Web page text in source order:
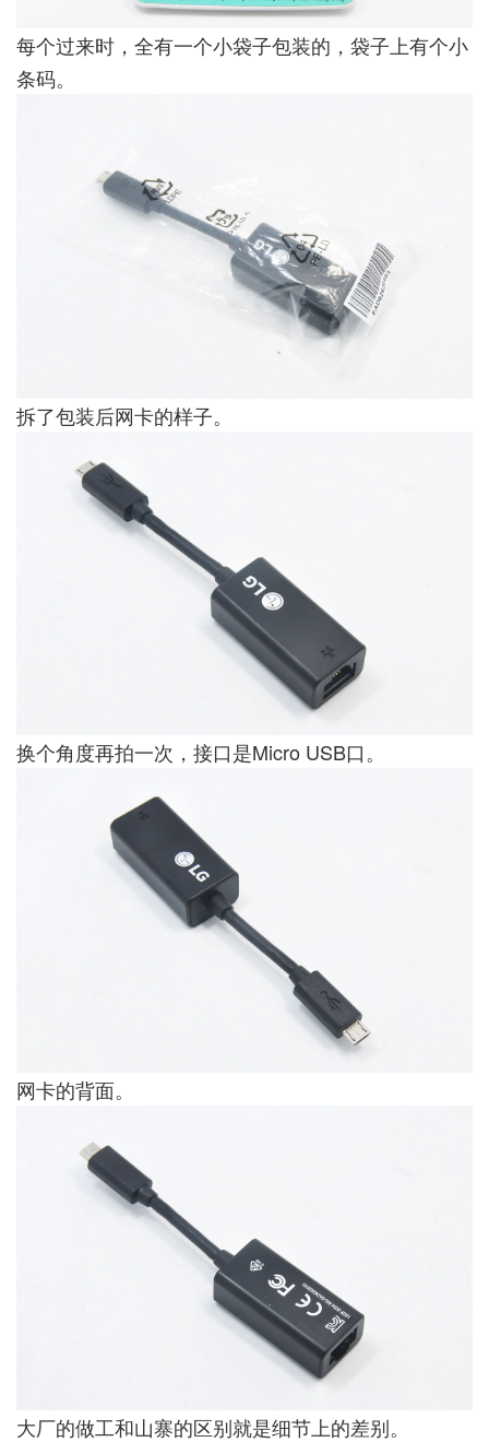
每个过来时，全有一个小袋子包装的，袋子上有个小
条码。
拆了包装后网卡的样子。
换个角度再拍一次，接口是Micro USB口。
网卡的背面。
大厂的做工和山寨的区别就是细节上的差别。